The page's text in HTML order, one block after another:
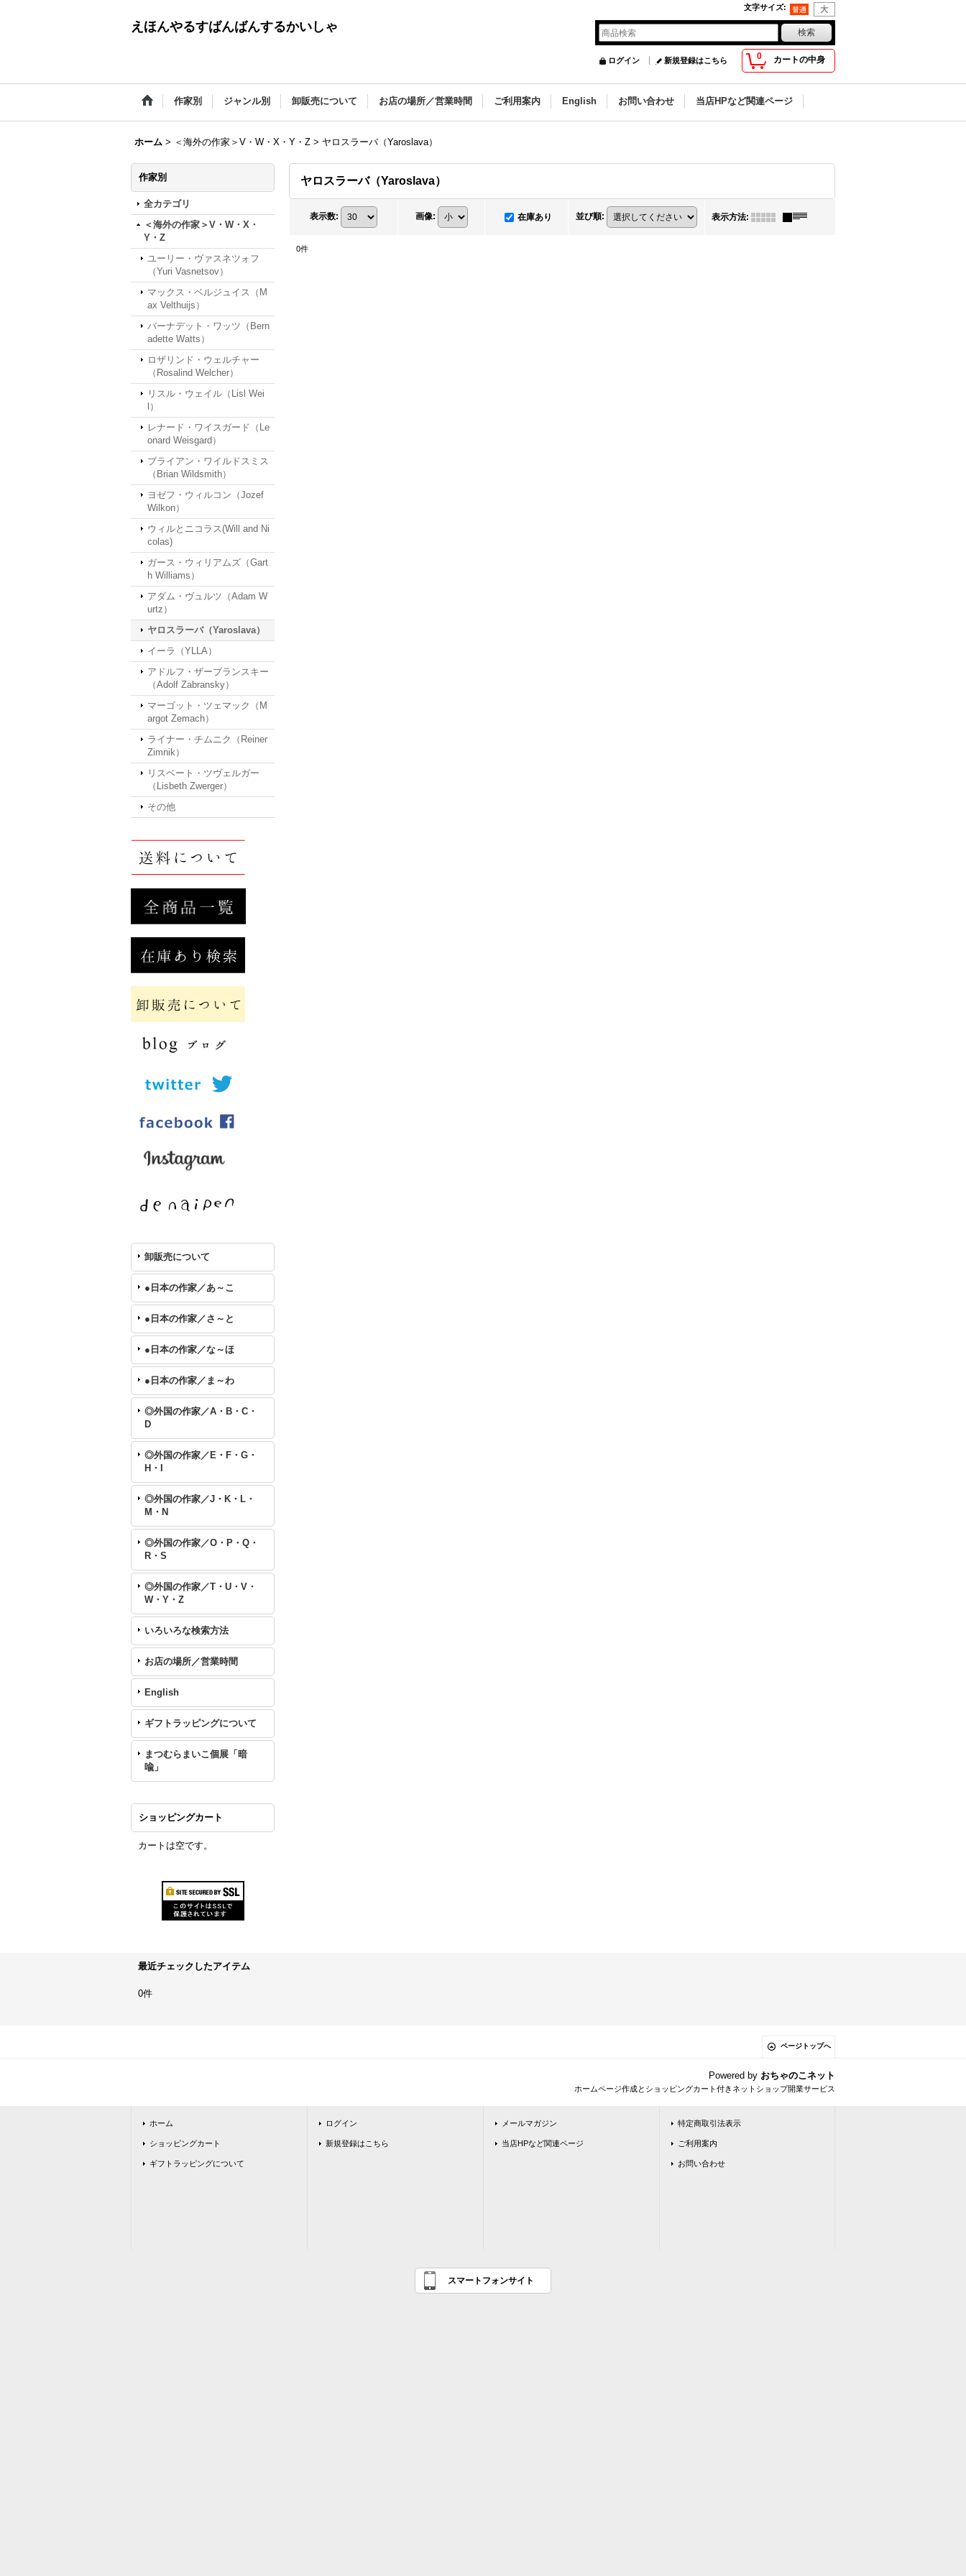
文字サイズ:
えほんやるすばんばんするかいしゃ
0 カートの中身
ログイン 新規登録はこちら
作家別 ジャンル別 卸販売について お店の場所／営業時間 ご利用案内 English お問い合わせ 当店HPなど関連ページ
ホーム > ＜海外の作家＞V・W・X・Y・Z > ヤロスラーバ（Yaroslava）
作家別
全カテゴリ
＜海外の作家＞V・W・X・
Y・Z
ユーリー・ヴァスネツォフ
（Yuri Vasnetsov）
マックス・ベルジュイス（M
ax Velthuijs）
バーナデット・ワッツ（Bern
adette Watts）
ロザリンド・ウェルチャー
（Rosalind Welcher）
リスル・ウェイル（Lisl Wei
l）
レナード・ワイスガード（Le
onard Weisgard）
ブライアン・ワイルドスミス
（Brian Wildsmith）
ヨゼフ・ウィルコン（Jozef
Wilkon）
ウィルとニコラス(Will and Ni
colas)
ガース・ウィリアムズ（Gart
h Williams）
アダム・ヴュルツ（Adam W
urtz）
ヤロスラーバ（Yaroslava）
イーラ（YLLA）
アドルフ・ザーブランスキー
（Adolf Zabransky）
マーゴット・ツェマック（M
argot Zemach）
ライナー・チムニク（Reiner
Zimnik）
リスベート・ツヴェルガー
（Lisbeth Zwerger）
その他
卸販売について
●日本の作家／あ～こ
●日本の作家／さ～と
●日本の作家／な～ほ
●日本の作家／ま～わ
◎外国の作家／A・B・C・
D
◎外国の作家／E・F・G・
H・I
◎外国の作家／J・K・L・
M・N
◎外国の作家／O・P・Q・
R・S
◎外国の作家／T・U・V・
W・Y・Z
いろいろな検索方法
お店の場所／営業時間
English
ギフトラッピングについて
まつむらまいこ個展「暗
喩」
ショッピングカート
カートは空です。
ヤロスラーバ（Yaroslava）
表示数: 画像: 在庫あり 並び順: 表示方法:
0件
最近チェックしたアイテム
0件
ページトップへ
Powered by おちゃのこネット
ホームページ作成とショッピングカート付きネットショップ開業サービス
ホーム
ショッピングカート
ギフトラッピングについて
ログイン
新規登録はこちら
メールマガジン
当店HPなど関連ページ
特定商取引法表示
ご利用案内
お問い合わせ
スマートフォンサイト